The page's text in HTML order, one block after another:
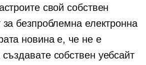
свой собствен
за безпроблемна електронна
новина е, че не е
собствен уебсайт